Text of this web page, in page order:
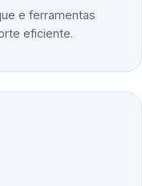
e ferramentas
eficiente.